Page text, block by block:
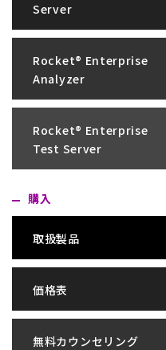
Server
Rocket® Enterprise
Analyzer
Rocket® Enterprise
Test Server
購入
取扱製品
価格表
無料カウンセリング